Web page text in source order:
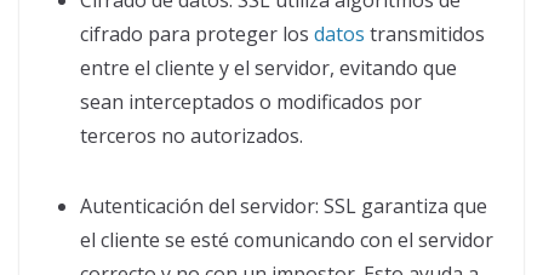
cifrado para proteger los datos transmitidos
entre el cliente y el servidor, evitando que
sean interceptados o modificados por
terceros no autorizados.
Autenticación del servidor: SSL garantiza que
el cliente se esté comunicando con el servidor